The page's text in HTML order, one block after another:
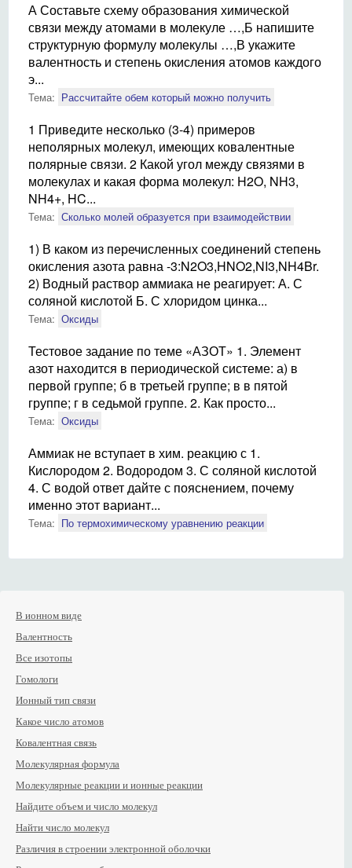
А Составьте схему образования химической
связи между атомами в молекуле …,Б напишите
структурную формулу молекулы …,В укажите
валентность и степень окисления атомов каждого
э...
Тема: Рассчитайте обем который можно получить
1 Приведите несколько (3-4) примеров
неполярных молекул, имеющих ковалентные
полярные связи. 2 Какой угол между связями в
молекулах и какая форма молекул: H2O, NH3,
NH4+, HC...
Тема: Сколько молей образуется при взаимодействии
1) В каком из перечисленных соединений степень
окисления азота равна -3:N2O3,HNO2,NI3,NH4Br.
2) Водный раствор аммиака не реагирует: А. С
соляной кислотой Б. С хлоридом цинка...
Тема: Оксиды
Тестовое задание по теме «АЗОТ» 1. Элемент
азот находится в периодической системе: а) в
первой группе; б в третьей группе; в в пятой
группе; г в седьмой группе. 2. Как просто...
Тема: Оксиды
Аммиак не вступает в хим. реакцию с 1.
Кислородом 2. Водородом 3. С соляной кислотой
4. С водой ответ дайте с пояснением, почему
именно этот вариант...
Тема: По термохимическому уравнению реакции
В ионном виде
Валентность
Все изотопы
Гомологи
Ионный тип связи
Какое число атомов
Ковалентная связь
Молекулярная формула
Молекулярные реакции и ионные реакции
Найдите объем и число молекул
Найти число молекул
Различия в строении электронной оболочки